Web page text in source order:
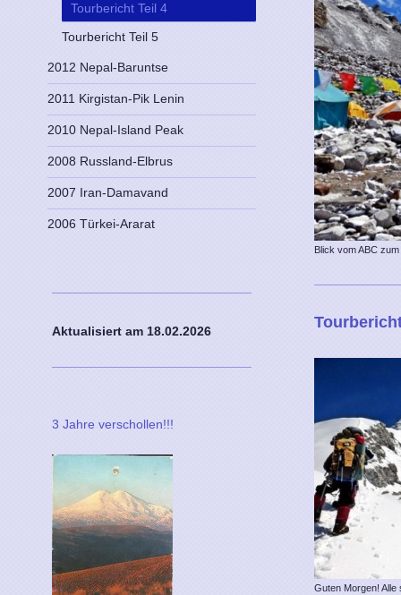
Blick vom ABC
Guten Morgen! Alle
Tourbericht Teil 4
Tourbericht Teil 5
2012 Nepal-Baruntse
2011 Kirgistan-Pik Lenin
2010 Nepal-Island Peak
2008 Russland-Elbrus
2007 Iran-Damavand
2006 Türkei-Ararat
Aktualisiert am 18.02.2026
3 Jahre verschollen!!!